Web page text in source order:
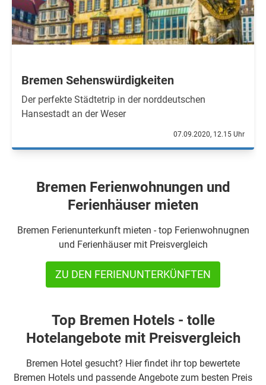
Bremen Sehenswürdigkeiten
Der perfekte Städtetrip in der norddeutschen
Hansestadt an der Weser
07.09.2020, 12.15 Uhr
Bremen Ferienwohnungen und
Ferienhäuser mieten
Bremen Ferienunterkunft mieten - top Ferienwohnugnen
und Ferienhäuser mit Preisvergleich
ZU DEN FERIENUNTERKÜNFTEN
Top Bremen Hotels - tolle
Hotelangebote mit Preisvergleich
Bremen Hotel gesucht? Hier findet ihr top bewertete
Bremen Hotels und passende Angebote zum besten Preis